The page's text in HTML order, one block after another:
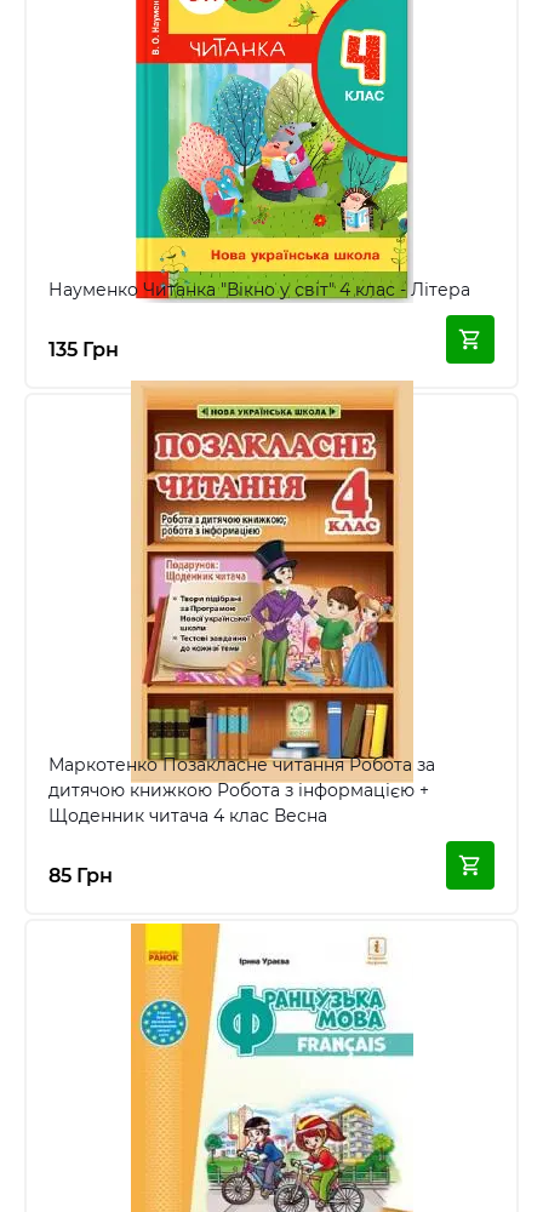
Науменко Читанка "Вікно у світ" 4 клас - Літера
135 Грн
Маркотенко Позакласне читання Робота за
дитячою книжкою Робота з інформацією +
Щоденник читача 4 клас Весна
85 Грн